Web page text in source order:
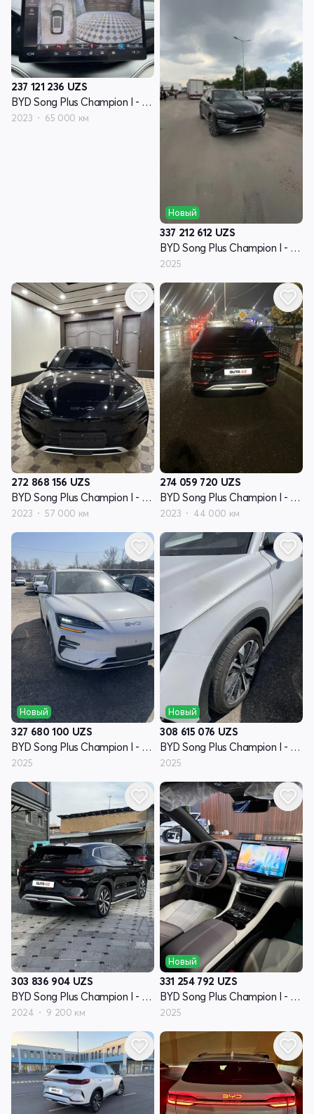
237 121 236 UZS
BYD Song Plus Champion I - поколение
2023 65 000 км
Новый
337 212 612 UZS
BYD Song Plus Champion I - поколение
2025
272 868 156 UZS
BYD Song Plus Champion I - поколение
2023 57 000 км
274 059 720 UZS
BYD Song Plus Champion I - поколение
2023 44 000 км
Новый
327 680 100 UZS
BYD Song Plus Champion I - поколение
2025
Новый
308 615 076 UZS
BYD Song Plus Champion I - поколение
2025
303 836 904 UZS
BYD Song Plus Champion I - поколение
2024 9 200 км
Новый
331 254 792 UZS
BYD Song Plus Champion I - поколение
2025